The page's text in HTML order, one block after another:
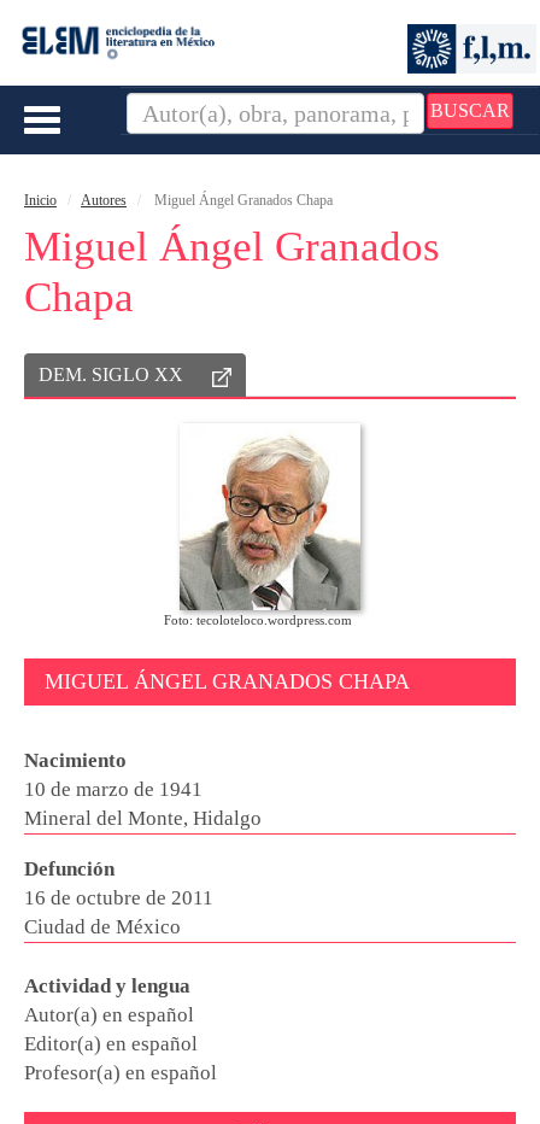
BUSCAR
Toggle
Inicio Autores Miguel Ángel Granados Chapa
Miguel Ángel Granados
Chapa
DEM. SIGLO XX
Foto: tecoloteloco.wordpress.com
MIGUEL ÁNGEL GRANADOS CHAPA
Nacimiento
10 de marzo de 1941
Mineral del Monte, Hidalgo
Defunción
16 de octubre de 2011
Ciudad de México
Actividad y lengua
Autor(a) en español
Editor(a) en español
Profesor(a) en español